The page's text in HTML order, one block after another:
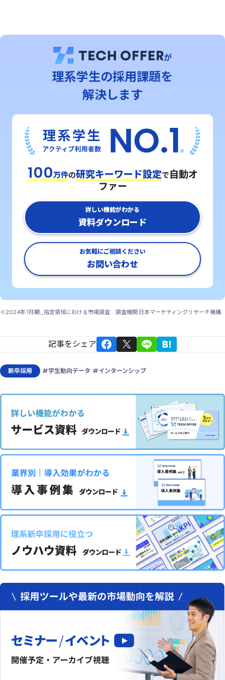
が
理系学⽣の採用課題を
解決します
100万件の研究キーワード設定で自動オ
ファー
詳しい機能がわかる
資料ダウンロード
お気軽にご相談ください
お問い合わせ
※2024年7月期_指定領域における市場調査 調査機関:日本マーケティングリサーチ機構
記事をシェア
新卒採用 #学生動向データ #インターンシップ